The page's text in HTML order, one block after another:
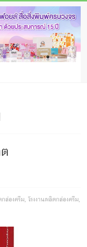
ล่องครีม,โรงงานผลิตกล่องครีม,